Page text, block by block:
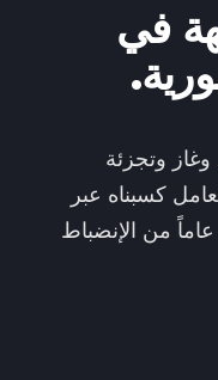
25 جهة في
وتجزئة
كسبناه عبر
التخصص والإلتزام وأكثر من 25 عاماً من الإنضباط